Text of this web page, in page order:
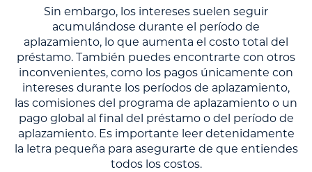
Sin embargo, los intereses suelen seguir
acumulándose durante el período de
aplazamiento, lo que aumenta el costo total del
préstamo. También puedes encontrarte con otros
inconvenientes, como los pagos únicamente con
intereses durante los períodos de aplazamiento,
las comisiones del programa de aplazamiento o un
pago global al final del préstamo o del período de
aplazamiento. Es importante leer detenidamente
la letra pequeña para asegurarte de que entiendes
todos los costos.